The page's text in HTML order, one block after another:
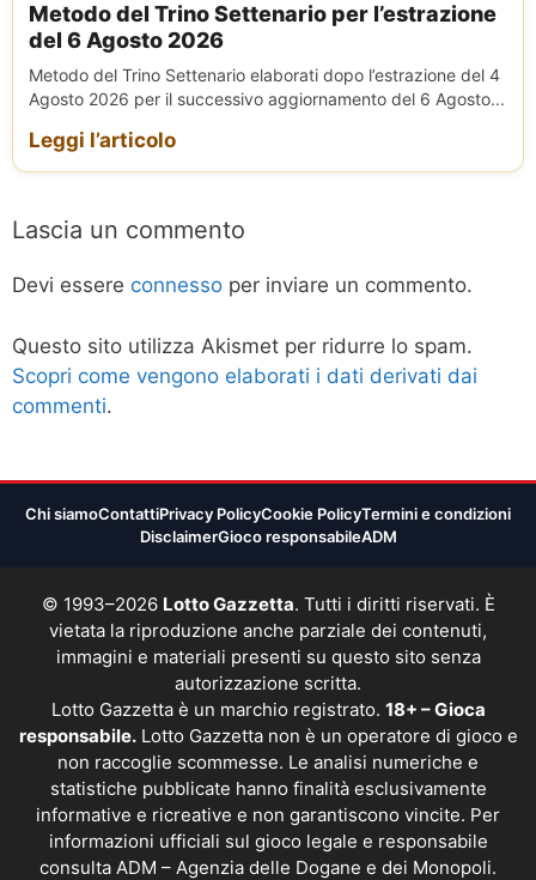
Metodo del Trino Settenario per l’estrazione
del 6 Agosto 2026
Metodo del Trino Settenario elaborati dopo l’estrazione del 4
Agosto 2026 per il successivo aggiornamento del 6 Agosto...
Leggi l’articolo
Lascia un commento
Devi essere connesso per inviare un commento.
Questo sito utilizza Akismet per ridurre lo spam.
Scopri come vengono elaborati i dati derivati dai
commenti.
Chi siamoContattiPrivacy PolicyCookie PolicyTermini e condizioni
DisclaimerGioco responsabileADM
© 1993–2026 Lotto Gazzetta. Tutti i diritti riservati. È
vietata la riproduzione anche parziale dei contenuti,
immagini e materiali presenti su questo sito senza
autorizzazione scritta.
Lotto Gazzetta è un marchio registrato. 18+ – Gioca
responsabile.Lotto Gazzetta non è un operatore di gioco e
non raccoglie scommesse. Le analisi numeriche e
statistiche pubblicate hanno finalità esclusivamente
informative e ricreative e non garantiscono vincite. Per
informazioni ufficiali sul gioco legale e responsabile
consulta ADM – Agenzia delle Dogane e dei Monopoli.